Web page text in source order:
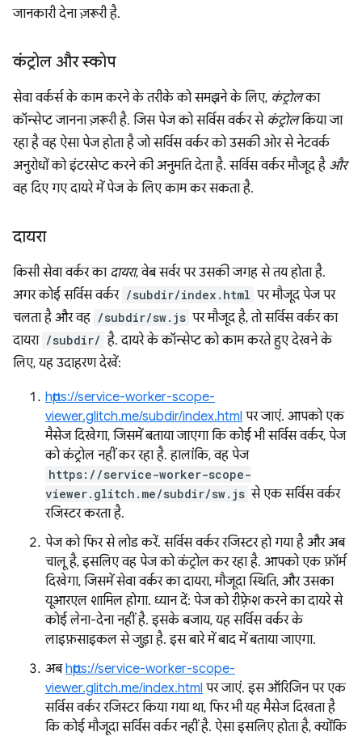
जानकारी देना ज़रूरी है.
कंट्रोल और स्कोप
सेवा वर्कर्स के काम करने के तरीके को समझने के लिए, कंट्रोलका
कॉन्सेप्ट जानना ज़रूरी है. जिस पेज को सर्विस वर्कर से कंट्रोलकिया जा
रहा है वह ऐसा पेज होता है जो सर्विस वर्कर को उसकी ओर से नेटवर्क
अनुरोधों को इंटरसेप्ट करने की अनुमति देता है. सर्विस वर्कर मौजूद है और
वह दिए गए दायरे में पेज के लिए काम कर सकता है.
दायरा
किसी सेवा वर्कर का दायरा, वेब सर्वर पर उसकी जगह से तय होता है.
अगर कोई सर्विस वर्कर /subdir/index.html पर मौजूद पेज पर
चलता है और वह /subdir/sw.js पर मौजूद है, तो सर्विस वर्कर का
दायरा /subdir/ है. दायरे के कॉन्सेप्ट को काम करते हुए देखने के
लिए, यह उदाहरण देखें:
https://service-worker-scope-
viewer.glitch.me/subdir/index.html पर जाएं. आपको एक
मैसेज दिखेगा, जिसमें बताया जाएगा कि कोई भी सर्विस वर्कर, पेज
को कंट्रोल नहीं कर रहा है. हालांकि, वह पेज
https://service-worker-scope-
viewer.glitch.me/subdir/sw.js से एक सर्विस वर्कर
रजिस्टर करता है.
पेज को फिर से लोड करें. सर्विस वर्कर रजिस्टर हो गया है और अब
चालू है, इसलिए वह पेज को कंट्रोल कर रहा है. आपको एक फ़ॉर्म
दिखेगा, जिसमें सेवा वर्कर का दायरा, मौजूदा स्थिति, और उसका
यूआरएल शामिल होगा. ध्यान दें: पेज को रीफ़्रेश करने का दायरे से
कोई लेना-देना नहीं है. इसके बजाय, यह सर्विस वर्कर के
लाइफ़साइकल से जुड़ा है. इस बारे में बाद में बताया जाएगा.
अबhttps://service-worker-scope-
viewer.glitch.me/index.html पर जाएं. इस ऑरिजिन पर एक
सर्विस वर्कर रजिस्टर किया गया था, फिर भी यह मैसेज दिखता है
कि कोई मौजूदा सर्विस वर्कर नहीं है. ऐसा इसलिए होता है, क्योंकि